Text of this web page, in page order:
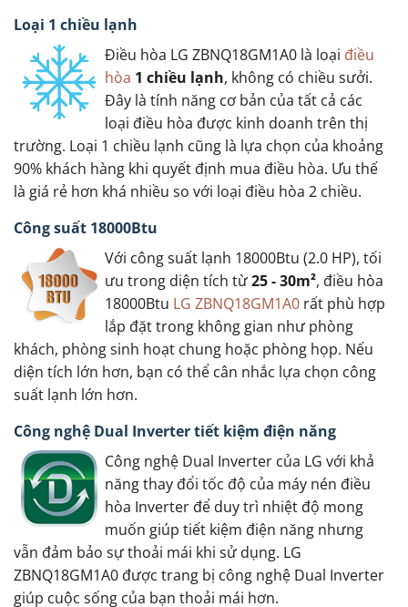
Loại 1 chiều lạnh
Điều hòa LG ZBNQ18GM1A0 là loại điều
hòa 1 chiều lạnh, không có chiều sưởi.
Đây là tính năng cơ bản của tất cả các
loại điều hòa được kinh doanh trên thị
trường. Loại 1 chiều lạnh cũng là lựa chọn của khoảng
90% khách hàng khi quyết định mua điều hòa. Ưu thế
là giá rẻ hơn khá nhiều so với loại điều hòa 2 chiều.
Công suất 18000Btu
Với công suất lạnh 18000Btu (2.0 HP), tối
ưu trong diện tích từ25 - 30m², điều hòa
18000Btu LG ZBNQ18GM1A0 rất phù hợp
lắp đặt trong không gian như phòng
khách, phòng sinh hoạt chung hoặc phòng họp. Nếu
diện tích lớn hơn, bạn có thể cân nhắc lựa chọn công
suất lạnh lớn hơn.
Công nghệ Dual Inverter tiết kiệm điện năng
Công nghệ Dual Inverter của LG với khả
năng thay đổi tốc độ của máy nén điều
hòa Inverter để duy trì nhiệt độ mong
muốn giúp tiết kiệm điện năng nhưng
vẫn đảm bảo sự thoải mái khi sử dụng. LG
ZBNQ18GM1A0 được trang bị công nghệ Dual Inverter
giúp cuộc sống của bạn thoải mái hơn.